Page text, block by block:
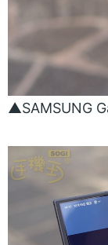
▲SAMSUNG